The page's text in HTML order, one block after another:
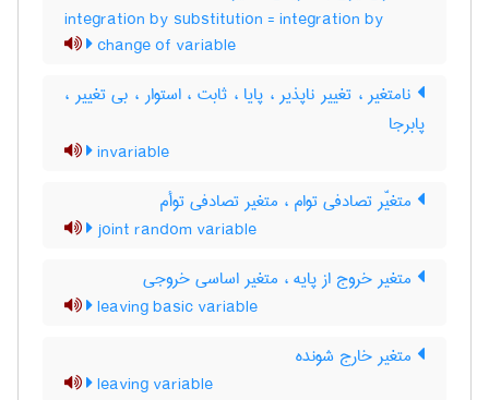
integration by substitution = integration by
change of variable
نامتغیر ، تغییر ناپذیر ، پایا ، ثابت ، استوار ، بی تغییر ،
پابرجا
invariable
متغیّر تصادفی توام ، متغیر تصادفی توأم
joint random variable
متغیر خروج از پایه ، متغیر اساسی خروجی
leaving basic variable
متغیر خارج شونده
leaving variable